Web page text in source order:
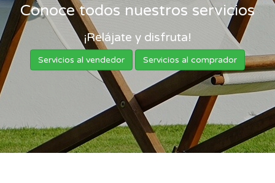
Conoce todos nuestros servicios
¡Relájate y disfruta!
Servicios al vendedor Servicios al comprador